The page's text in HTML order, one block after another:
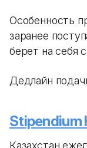
Особенность
заранее
берет на себя
Дедлайн
Stipendium
Казахстан